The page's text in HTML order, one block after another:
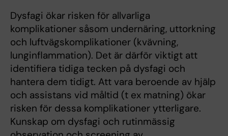
Dysfagi ökar risken för allvarliga
komplikationer såsom undernäring, uttorkning
och luftvägskomplikationer (kvävning,
lunginflammation). Det är därför viktigt att
identifiera tidiga tecken på dysfagi och
hantera dem tidigt. Att vara beroende av hjälp
och assistans vid måltid (t ex matning) ökar
risken för dessa komplikationer ytterligare.
Kunskap om dysfagi och rutinmässig